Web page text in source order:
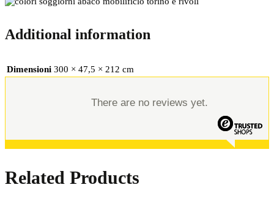
Additional information
Dimensioni 300 × 47,5 × 212 cm
There are no reviews yet.
Related Products